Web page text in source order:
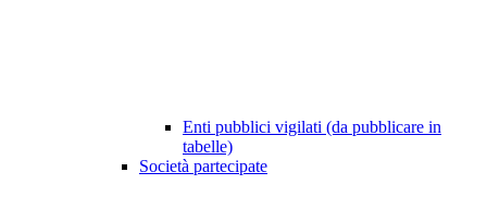
Enti pubblici vigilati (da pubblicare in
tabelle)
Società partecipate